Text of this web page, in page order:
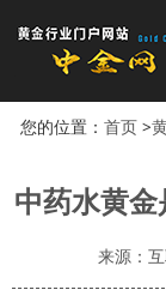
您的位置： 首页>
中药水黄
来源：